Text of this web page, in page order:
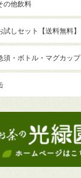
の他飲料
試しセット【送料無料】
須・ボトル・マグカップ